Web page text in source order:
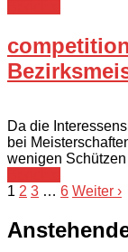
Da die
bei
wenigen Schützen
1 2 3 … 6 Weiter ›